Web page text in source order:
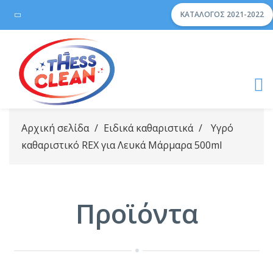
ΚΑΤΆΛΟΓΟΣ 2021-2022
Αρχική σελίδα / Ειδικά καθαριστικά /
Υγρό
καθαριστικό REX για Λευκά Μάρμαρα 500ml
Προϊόντα